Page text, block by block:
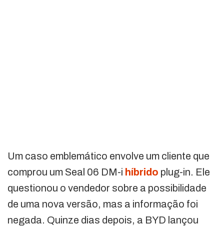
Um caso emblemático envolve um cliente que
comprou um Seal 06 DM-i híbrido plug-in. Ele
questionou o vendedor sobre a possibilidade
de uma nova versão, mas a informação foi
negada. Quinze dias depois, a BYD lançou